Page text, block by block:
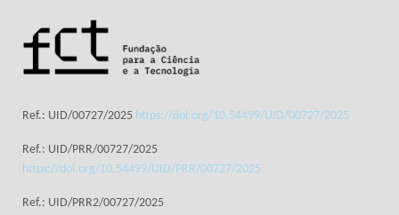
Ref.: UID/00727/2025 https://doi.org/10.54499/UID/00727/2025
Ref.: UID/PRR/00727/2025
https://doi.org/10.54499/UID/PRR/00727/2025
Ref.: UID/PRR2/00727/2025